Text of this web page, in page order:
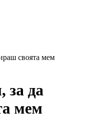
своята мем
за да
мем